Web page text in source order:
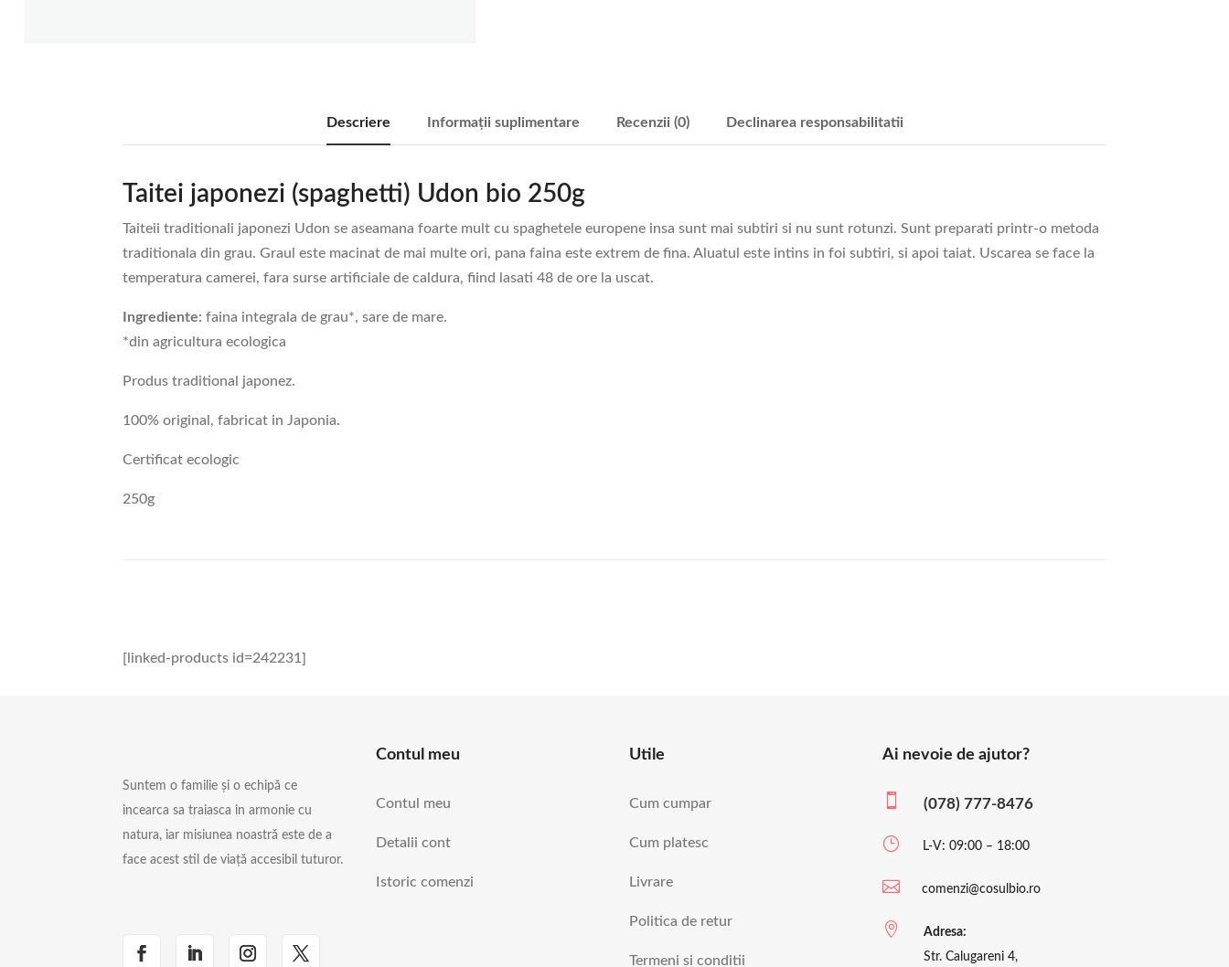
Descriere Informații suplimentare Recenzii (0) Declinarea responsabilitatii
Taitei japonezi (spaghetti) Udon bio 250g
Taiteii traditionali japonezi Udon se aseamana foarte mult cu spaghetele europene insa sunt mai subtiri si nu sunt rotunzi. Sunt preparati printr-o metoda
traditionala din grau. Graul este macinat de mai multe ori, pana faina este extrem de fina. Aluatul este intins in foi subtiri, si apoi taiat. Uscarea se face la
temperatura camerei, fara surse artificiale de caldura, fiind lasati 48 de ore la uscat.
Ingrediente:faina integrala de grau*, sare de mare.
*din agricultura ecologica
Produs traditional japonez.
100% original, fabricat in Japonia.
Certificat ecologic
250g
[linked-products id=242231]
Suntem o familie și o echipă ce
incearca sa traiasca in armonie cu
natura, iar misiunea noastră este de a
face acest stil de viață accesibil tuturor.
Contul meu
Contul meu
Detalii cont
Istoric comenzi
Utile
Cum cumpar
Cum platesc
Livrare
Politica de retur
Termeni si conditii
Ai nevoie de ajutor?
 (078) 777-8476
} L-V: 09:00 – 18:00
 comenzi@cosulbio.ro

Adresa:
Str. Calugareni 4,